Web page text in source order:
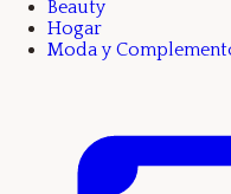
Beauty
Hogar
Moda y